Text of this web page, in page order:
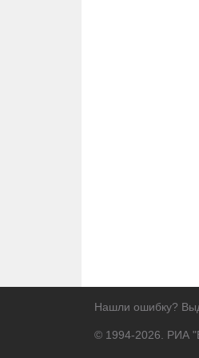
Нашли ошибку?
© 1994-2026. РИА